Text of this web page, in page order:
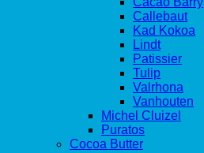
Callebaut
Kad Kokoa
Lindt
Patissier
Tulip
Valrhona
Vanhouten
Michel Cluizel
Puratos
Cocoa Butter